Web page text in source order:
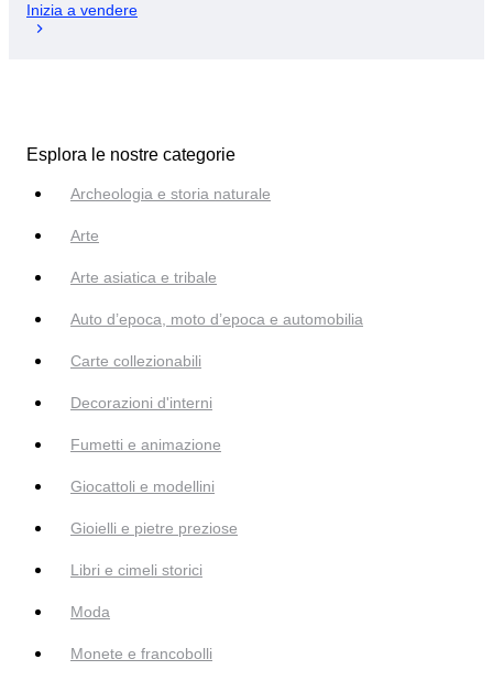
Inizia a vendere
Esplora le nostre categorie
Archeologia e storia naturale
Arte
Arte asiatica e tribale
Auto d’epoca, moto d’epoca e automobilia
Carte collezionabili
Decorazioni d'interni
Fumetti e animazione
Giocattoli e modellini
Gioielli e pietre preziose
Libri e cimeli storici
Moda
Monete e francobolli